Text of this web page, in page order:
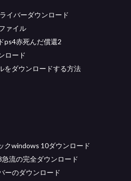
イバーダウンロード
ァイル
ps4赤死んだ償還2
ロード
をダウンロードする方法
クwindows 10ダウンロード
流の完全ダウンロード
ーのダウンロード